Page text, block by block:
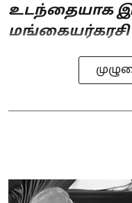
உடந்தையாக
மங்கையர்கரசி